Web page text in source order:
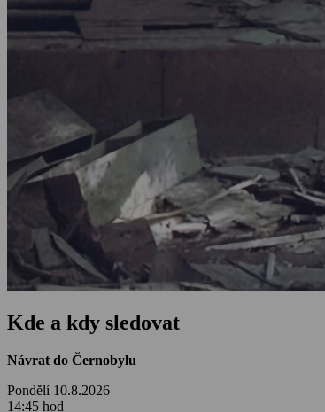
Kde a kdy sledovat
Návrat do Černobylu
Pondělí 10.8.2026
14:45 hod